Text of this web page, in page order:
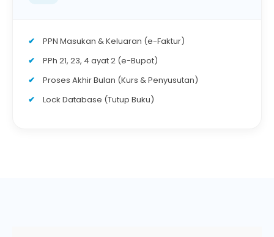
PPN Masukan & Keluaran (e-Faktur)
PPh 21, 23, 4 ayat 2 (e-Bupot)
Proses Akhir Bulan (Kurs & Penyusutan)
Lock Database (Tutup Buku)